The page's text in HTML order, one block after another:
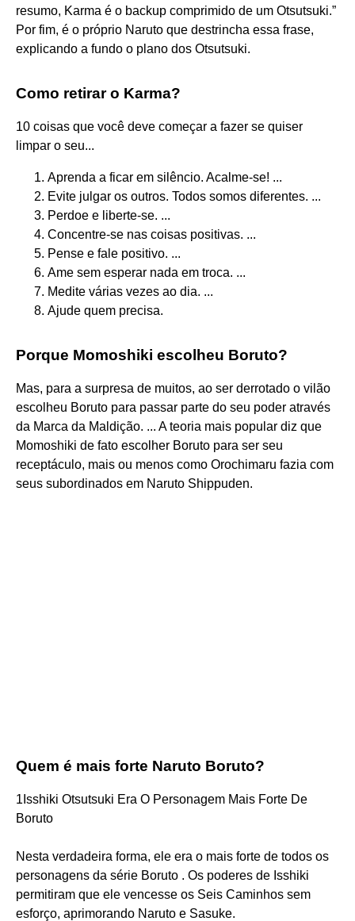
resumo, Karma é o backup comprimido de um Otsutsuki.”
Por fim, é o próprio Naruto que destrincha essa frase,
explicando a fundo o plano dos Otsutsuki.
Como retirar o Karma?
10 coisas que você deve começar a fazer se quiser
limpar o seu...
Aprenda a ficar em silêncio. Acalme-se! ...
Evite julgar os outros. Todos somos diferentes. ...
Perdoe e liberte-se. ...
Concentre-se nas coisas positivas. ...
Pense e fale positivo. ...
Ame sem esperar nada em troca. ...
Medite várias vezes ao dia. ...
Ajude quem precisa.
Porque Momoshiki escolheu Boruto?
Mas, para a surpresa de muitos, ao ser derrotado o vilão
escolheu Boruto para passar parte do seu poder através
da Marca da Maldição. ... A teoria mais popular diz que
Momoshiki de fato escolher Boruto para ser seu
receptáculo, mais ou menos como Orochimaru fazia com
seus subordinados em Naruto Shippuden.
Quem é mais forte Naruto Boruto?
1Isshiki Otsutsuki Era O Personagem Mais Forte De
Boruto
Nesta verdadeira forma, ele era o mais forte de todos os
personagens da série Boruto . Os poderes de Isshiki
permitiram que ele vencesse os Seis Caminhos sem
esforço, aprimorando Naruto e Sasuke.